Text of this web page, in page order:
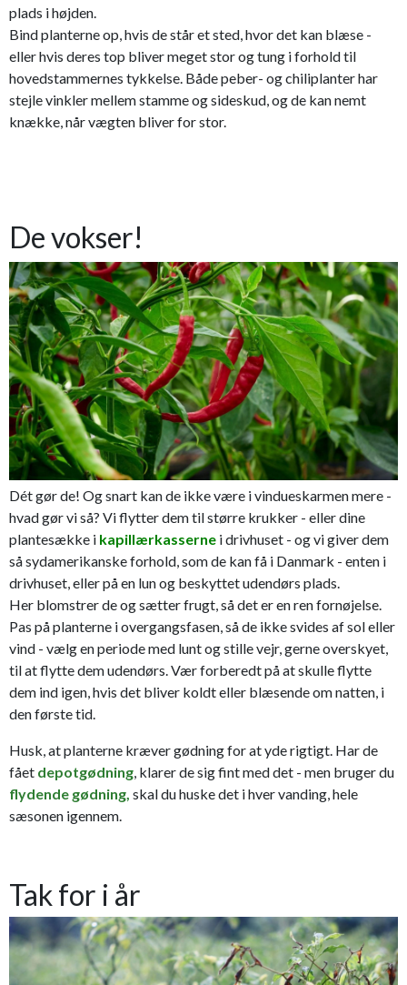
plads i højden.
Bind planterne op, hvis de står et sted, hvor det kan blæse -
eller hvis deres top bliver meget stor og tung i forhold til
hovedstammernes tykkelse. Både peber- og chiliplanter har
stejle vinkler mellem stamme og sideskud, og de kan nemt
knække, når vægten bliver for stor.
De vokser!
Dét gør de! Og snart kan de ikke være i vindueskarmen mere -
hvad gør vi så? Vi flytter dem til større krukker - eller dine
plantesække i kapillærkasserne i drivhuset - og vi giver dem
så sydamerikanske forhold, som de kan få i Danmark - enten i
drivhuset, eller på en lun og beskyttet udendørs plads.
Her blomstrer de og sætter frugt, så det er en ren fornøjelse.
Pas på planterne i overgangsfasen, så de ikke svides af sol eller
vind - vælg en periode med lunt og stille vejr, gerne overskyet,
til at flytte dem udendørs. Vær forberedt på at skulle flytte
dem ind igen, hvis det bliver koldt eller blæsende om natten, i
den første tid.
Husk, at planterne kræver gødning for at yde rigtigt. Har de
fået depotgødning, klarer de sig fint med det - men bruger du
flydende gødning, skal du huske det i hver vanding, hele
sæsonen igennem.
Tak for i år